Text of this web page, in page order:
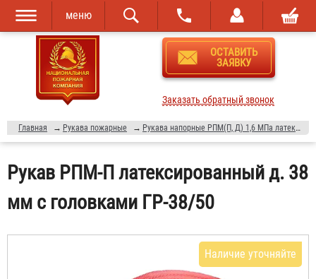
Перейти к
основному
содержанию
Skip to
navigation
меню
ОСТАВИТЬ
ЗАЯВКУ
Заказать обратный звонок
Главная → Рукава пожарные → Рукава напорные РПМ(П, Д) 1,6 МПа латексированные
Рукав РПМ-П латексированный д. 38
мм с головками ГР-38/50
Наличие уточняйте